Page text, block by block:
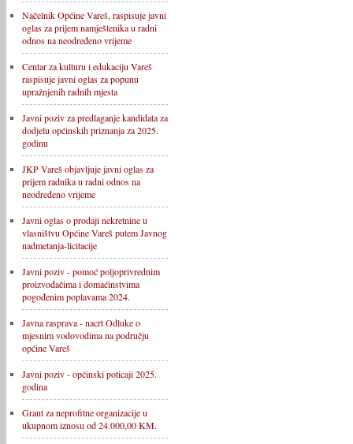
Načelnik Općine Vareš, raspisuje javni
oglas za prijem namještenika u radni
odnos na neodređeno vrijeme
Centar za kulturu i edukaciju Vareš
raspisuje javni oglas za popunu
upražnjenih radnih mjesta
Javni poziv za predlaganje kandidata za
dodjelu općinskih priznanja za 2025.
godinu
JKP Vareš objavljuje javni oglas za
prijem radnika u radni odnos na
neodređeno vrijeme
Javni oglas o prodaji nekretnine u
vlasništvu Općine Vareš putem Javnog
nadmetanja-licitacije
Javni poziv - pomoć poljoprivrednim
proizvođačima i domaćinstvima
pogođenim poplavama 2024.
Javna rasprava - nacrt Odluke o
mjesnim vodovodima na području
općine Vareš
Javni poziv - općinski poticaji 2025.
godina
Grant za neprofitne organizacije u
ukupnom iznosu od 24.000,00 KM.